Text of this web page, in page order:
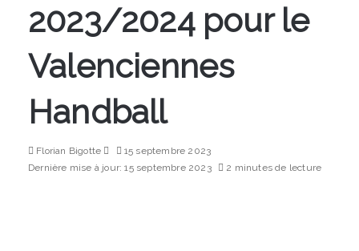
2023/2024 pour le
Valenciennes
Handball
Florian Bigotte
Envoyer
un
15 septembre 2023
Dernière mise à jour: 15 septembre 2023
2 minutes de lecture